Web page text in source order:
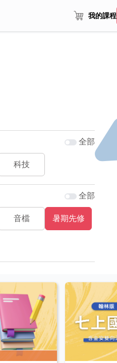
我的課程
全部
科技
全部
音檔
暑期先修